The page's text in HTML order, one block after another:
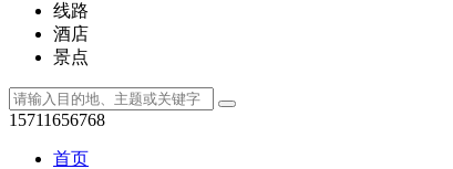
线路
酒店
景点
15711656768
首页